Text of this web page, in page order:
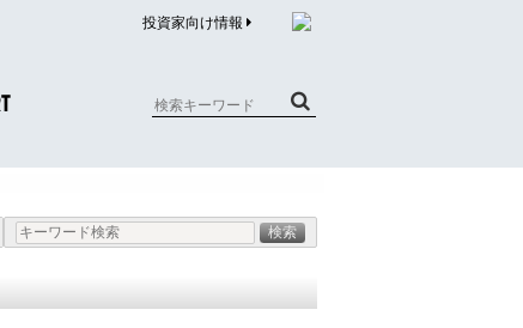
投資家向け情報
せ